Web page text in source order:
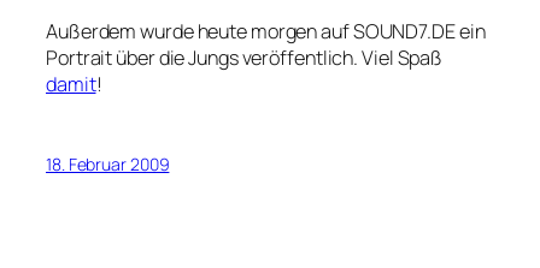
Außerdem wurde heute morgen auf SOUND7.DE ein
Portrait über die Jungs veröffentlich. Viel Spaß
damit!
18. Februar 2009